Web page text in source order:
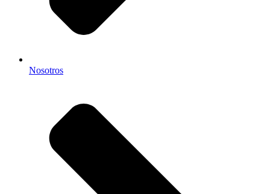
Nosotros